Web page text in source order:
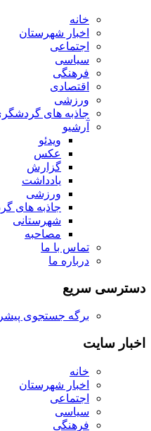
خانه
اخبار شهرستان
اجتماعی
سیاسی
فرهنگی
اقتصادی
ورزشی
جاذبه های
آرشیو
ویدئو
عکس
گزارش
یادداشت
ورزشی
جاذبه های
شهرستانی
مصاحبه
تماس با ما
درباره ما
دسترسی سریع
برگه جستجوی
اخبار سایت
خانه
اخبار شهرستان
اجتماعی
سیاسی
فرهنگی